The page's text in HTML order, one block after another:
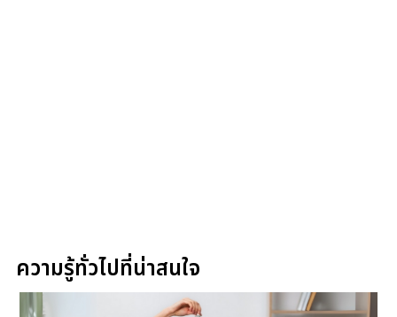
ความรู้ทั่วไปที่น่าสนใจ